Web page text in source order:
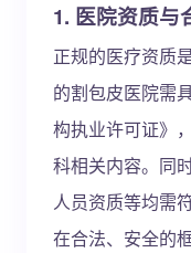
1. 医院资质与
正规的医疗资质
的割包皮医院需
构执业许可证》
科相关内容。同
人员资质等均需
在合法、安全的